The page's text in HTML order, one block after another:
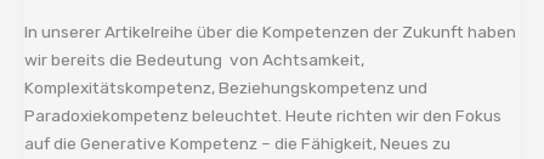
In unserer Artikelreihe über die Kompetenzen der Zukunft haben
wir bereits die Bedeutung von Achtsamkeit,
Komplexitätskompetenz, Beziehungskompetenz und
Paradoxiekompetenz beleuchtet. Heute richten wir den Fokus
auf die Generative Kompetenz – die Fähigkeit, Neues zu
sich
wandelnden
Welt